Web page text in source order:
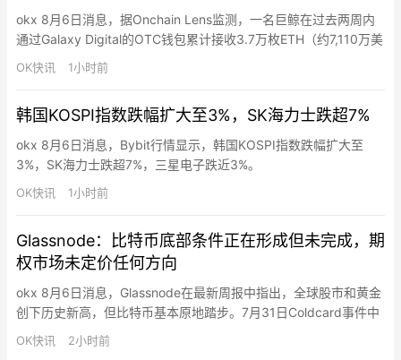
okx 8月6日消息，据Onchain Lens监测，一名巨鲸在过去两周内
通过Galaxy Digital的OTC钱包累计接收3.7万枚ETH（约7,110万美
元），最近一笔1万枚ETH（约1,910万美元）于过去3小时内到
账。
OK快讯 1小时前
韩国KOSPI指数跌幅扩大至3%，SK海力士跌超7%
okx 8月6日消息，Bybit行情显示，韩国KOSPI指数跌幅扩大至
3%，SK海力士跌超7%，三星电子跌近3%。
OK快讯 1小时前
Glassnode：比特币底部条件正在形成但未完成，期
权市场未定价任何方向
okx 8月6日消息，Glassnode在最新周报中指出，全球股市和黄金
创下历史新高，但比特币基本原地踏步。7月31日Coldcard事件中
约594枚BTC（约3,800万美元）在25分钟内被盗，链上活动持续
数日——一年以上未移动的比特币在三天内激增至约11.9万枚，约
OK快讯 2小时前